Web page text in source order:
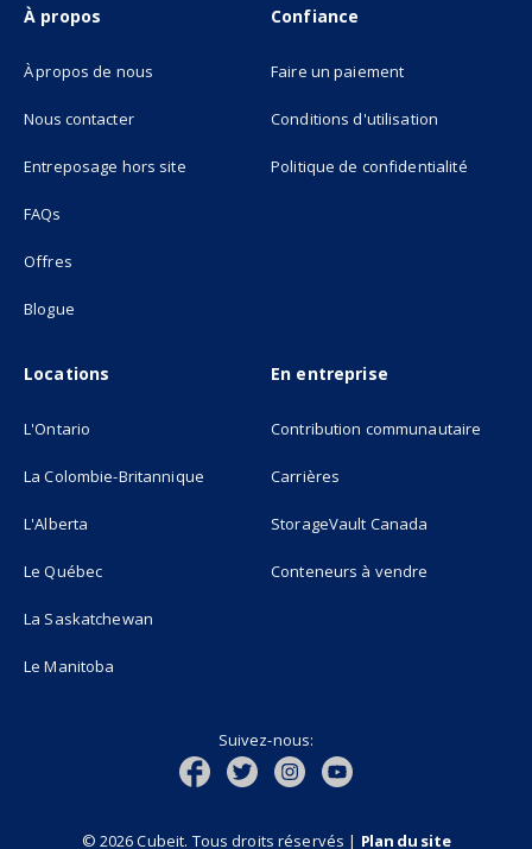
À propos
À propos de nous
Nous contacter
Entreposage hors site(opens in new tab)
FAQs
Offres
Blogue
Confiance
Faire un paiement
Conditions d'utilisation
Politique de confidentialité
Locations
L'Ontario
La Colombie-Britannique
L'Alberta
Le Québec
La Saskatchewan
Le Manitoba
En entreprise
Contribution communautaire
Carrières
StorageVault Canada
Conteneurs à vendre
Suivez-nous:
© 2026 Cubeit. Tous droits réservés | Plan du site